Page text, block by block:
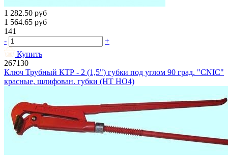
1 282.50 руб
1 564.65 руб
141
-
+
Купить
267130
Ключ Трубный КТР - 2 (1,5") губки под углом 90 град. "CNIC"
красные, шлифован. губки (HT HO4)